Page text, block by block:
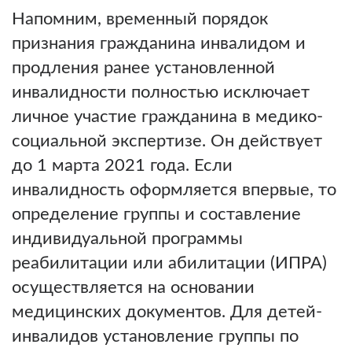
Напомним, временный порядок
признания гражданина инвалидом и
продления ранее установленной
инвалидности полностью исключает
личное участие гражданина в медико-
социальной экспертизе. Он действует
до 1 марта 2021 года. Если
инвалидность оформляется впервые, то
определение группы и составление
индивидуальной программы
реабилитации или абилитации (ИПРА)
осуществляется на основании
медицинских документов. Для детей-
инвалидов установление группы по